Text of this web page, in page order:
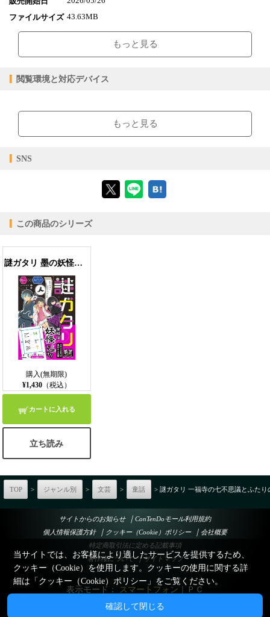
ファイルサイズ 43.63MB
ファイル形式
epub
購入
レンタル
閲覧可能期間
もっと見る
閲覧環境と対応デバイス
ブラウザビューア・PC版ConTenDoビューア・モバイルビューア
【対応デバイス】
【PC版ConTenDoビューア】
【モバイルビューア】
もっと見る
SNS
この商品のシリーズ
謎ガタリ 墨の妖怪と学校の七不思議
購入(無期限)
¥1,430（税込）
カートに入れる
立ち読み
TOP > ジャンル別 > 文芸 > 童話 > 謎ガタリ 一福寺の七不思議とふたり
サイトからのお知らせ ｜ ConTenDoモール利用規約
個人情報保護方針
｜ クッキー（Cookie）ポリシー ｜ 会社概要
特定商取引法に定める記載事項
著作権について ｜サイトマップ
表示モード： スマートフォン ＰＣ
© Esperant System Co., Ltd.
当サイトでは、お客様により適したサービスを提供するため、
クッキー（Cookie）を使用します。クッキーの使用に関する詳
細は「クッキー（Cookie）ポリシー 」をご覧ください。
確認して閉じる